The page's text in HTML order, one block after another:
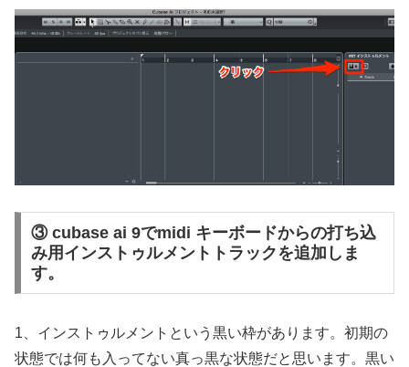
③ cubase ai 9でmidi キーボードからの打ち込
み用インストゥルメントトラックを追加しま
す。
1、インストゥルメントという黒い枠があります。初期の
状態では何も入ってない真っ黒な状態だと思います。黒い